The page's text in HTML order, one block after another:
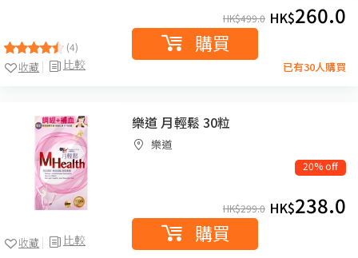
(4)
比較
收藏
HK$499.0 HK$260.0
購買
已有30人購買
比較
收藏
樂道 月輕鬆 30粒
樂道
20% off
HK$299.0 HK$238.0
購買